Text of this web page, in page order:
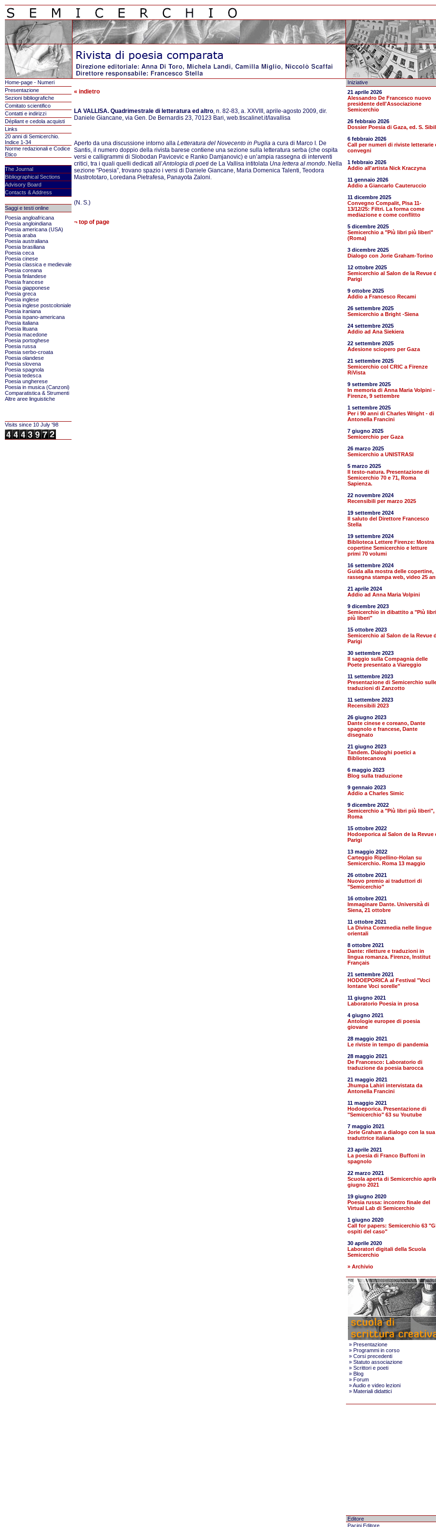
Home-page - Numeri
Presentazione
Sezioni bibliografiche
Comitato scientifico
Contatti e indirizzi
Dépliant e cedola acquisti
Links
20 anni di Semicerchio.
Indice 1-34
Norme redazionali e Codice
Etico
The Journal
Bibliographical Sections
Advisory Board
Contacts & Address
Saggi e testi online
Poesia angloafricana
Poesia angloindiana
Poesia americana (USA)
Poesia araba
Poesia australiana
Poesia brasiliana
Poesia ceca
Poesia cinese
Poesia classica e medievale
Poesia coreana
Poesia finlandese
Poesia francese
Poesia giapponese
Poesia greca
Poesia inglese
Poesia inglese postcoloniale
Poesia iraniana
Poesia ispano-americana
Poesia italiana
Poesia lituana
Poesia macedone
Poesia portoghese
Poesia russa
Poesia serbo-croata
Poesia olandese
Poesia slovena
Poesia spagnola
Poesia tedesca
Poesia ungherese
Poesia in musica (Canzoni)
Comparatistica & Strumenti
Altre aree linguistiche
Visits since 10 July '98
« indietro
LA VALLISA. Quadrimestrale di letteratura ed altro, n. 82-83, a. XXVIII, aprile-agosto 2009, dir.
Daniele Giancane, via Gen. De Bernardis 23, 70123 Bari, web.tiscalinet.it/lavallisa
Aperto da una discussione intorno alla Letteratura del Novecento in Puglia a cura di Marco I. De
Santis, il numero doppio della rivista barese contiene una sezione sulla letteratura serba (che ospita
versi e calligrammi di Slobodan Pavicevic e Ranko Damjanovic) e un’ampia rassegna di interventi
critici, tra i quali quelli dedicati all’Antologia di poeti de La Vallisa intitolata Una lettera al mondo. Nella
sezione “Poesia”, trovano spazio i versi di Daniele Giancane, Maria Domenica Talenti, Teodora
Mastrototaro, Loredana Pietrafesa, Panayota Zaloni.
(N. S.)
¬ top of page
Iniziative
21 aprile 2026
Alessandro De Francesco nuovo
presidente dell'Associazione
Semicerchio
26 febbraio 2026
Dossier Poesia di Gaza, ed. S.
6 febbraio 2026
Call per numeri di riviste letterarie
convegni
1 febbraio 2026
Addio all'artista Nick Kraczyna
11 gennaio 2026
Addio a Giancarlo Cauteruccio
11 dicembre 2025
Convegno Compalit, Pisa 11-
13/12/25: Filtri. La forma come
mediazione e come conflitto
5 dicembre 2025
Semicerchio a "Più libri più liberi"
(Roma)
3 dicembre 2025
Dialogo con Jorie Graham-Torino
12 ottobre 2025
Semicerchio al Salon de la Revue
Parigi
9 ottobre 2025
Addio a Francesco Recami
26 settembre 2025
Semicerchio a Bright -Siena
24 settembre 2025
Addio ad Ana Siekiera
22 settembre 2025
Adesione sciopero per Gaza
21 settembre 2025
Semicerchio col CRIC a Firenze
RiVista
9 settembre 2025
In memoria di Anna Maria Volpini -
Firenze, 9 settembre
1 settembre 2025
Per i 90 anni di Charles Wright - di
Antonella Francini
7 giugno 2025
Semicerchio per Gaza
26 marzo 2025
Semicerchio a UNISTRASI
5 marzo 2025
Il testo-natura. Presentazione di
Semicerchio 70 e 71, Roma
Sapienza.
22 novembre 2024
Recensibili per marzo 2025
19 settembre 2024
Il saluto del Direttore Francesco
Stella
19 settembre 2024
Biblioteca Lettere Firenze: Mostra
copertine Semicerchio e letture
primi 70 volumi
16 settembre 2024
Guida alla mostra delle copertine,
rassegna stampa web, video 25
21 aprile 2024
Addio ad Anna Maria Volpini
9 dicembre 2023
Semicerchio in dibattito a "Più libri
più liberi"
15 ottobre 2023
Semicerchio al Salon de la Revue
Parigi
30 settembre 2023
Il saggio sulla Compagnia delle
Poete presentato a Viareggio
11 settembre 2023
Presentazione di Semicerchio
traduzioni di Zanzotto
11 settembre 2023
Recensibili 2023
26 giugno 2023
Dante cinese e coreano, Dante
spagnolo e francese, Dante
disegnato
21 giugno 2023
Tandem. Dialoghi poetici a
Bibliotecanova
6 maggio 2023
Blog sulla traduzione
9 gennaio 2023
Addio a Charles Simic
9 dicembre 2022
Semicerchio a "Più libri più liberi",
Roma
15 ottobre 2022
Hodoeporica al Salon de la Revue
Parigi
13 maggio 2022
Carteggio Ripellino-Holan su
Semicerchio. Roma 13 maggio
26 ottobre 2021
Nuovo premio ai traduttori di
"Semicerchio"
16 ottobre 2021
Immaginare Dante. Università di
Siena, 21 ottobre
11 ottobre 2021
La Divina Commedia nelle lingue
orientali
8 ottobre 2021
Dante: riletture e traduzioni in
lingua romanza. Firenze, Institut
Français
21 settembre 2021
HODOEPORICA al Festival "Voci
lontane Voci sorelle"
11 giugno 2021
Laboratorio Poesia in prosa
4 giugno 2021
Antologie europee di poesia
giovane
28 maggio 2021
Le riviste in tempo di pandemia
28 maggio 2021
De Francesco: Laboratorio di
traduzione da poesia barocca
21 maggio 2021
Jhumpa Lahiri intervistata da
Antonella Francini
11 maggio 2021
Hodoeporica. Presentazione di
"Semicerchio" 63 su Youtube
7 maggio 2021
Jorie Graham a dialogo con la sua
traduttrice italiana
23 aprile 2021
La poesia di Franco Buffoni in
spagnolo
22 marzo 2021
Scuola aperta di Semicerchio
giugno 2021
19 giugno 2020
Poesia russa: incontro finale del
Virtual Lab di Semicerchio
1 giugno 2020
Call for papers: Semicerchio 63
ospiti del caso"
30 aprile 2020
Laboratori digitali della Scuola
Semicerchio
» Archivio
» Presentazione
» Programmi in corso
» Corsi precedenti
» Statuto associazione
» Scrittori e poeti
» Blog
» Forum
»Audio e video lezioni
» Materiali didattici
Editore
Pacini Editore